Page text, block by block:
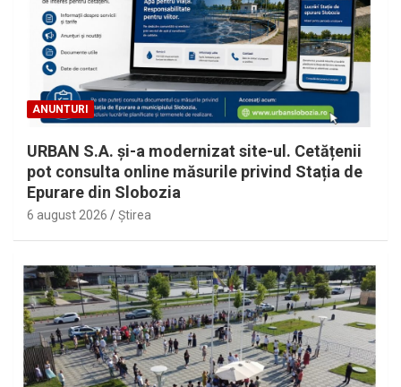
ANUNTURI
URBAN S.A. și-a modernizat site-ul. Cetățenii
pot consulta online măsurile privind Stația de
Epurare din Slobozia
6 august 2026 Ştirea